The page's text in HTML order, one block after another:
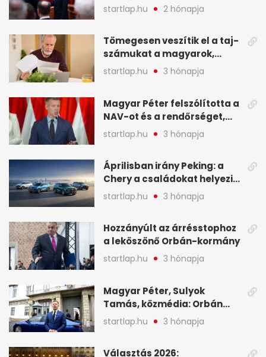
leghangosabban, miután
Magyart miniszterelnökké
legfontosabb hírei
képekben
startlap.hu 2 hónapja
Tömegesen veszítik el a taj-
számukat a magyarok,
sokak ellen eljárást indít a
NAV - A hét hírei képekben
startlap.hu 3 hónapja
Magyar Péter felszólította a
NAV-ot és a rendőrséget,
tartóztassák le a NER-es
oligarchákat - A hét
startlap.hu 3 hónapja
Áprilisban irány Peking: a
Chery a családokat helyezi
globális mobilitási
programja középpontjába
startlap.hu 3 hónapja
Hozzányúlt az árrésstophoz
a leköszönő Orbán-kormány
startlap.hu 3 hónapja
Magyar Péter, Sulyok
Tamás, közmédia: Orbán
Viktor április 13. óta hallgat,
közben pörögnek az
startlap.hu 3 hónapja
Választás 2026: